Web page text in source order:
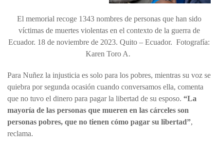
El memorial recoge 1343 nombres de personas que han sido
víctimas de muertes violentas en el contexto de la guerra de
Ecuador. 18 de noviembre de 2023. Quito – Ecuador. Fotografía:
Karen Toro A.
Para Nuñez la injusticia es solo para los pobres, mientras su voz se
quiebra por segunda ocasión cuando conversamos ella, comenta
que no tuvo el dinero para pagar la libertad de su esposo. “La
mayoría de las personas que mueren en las cárceles son
personas pobres, que no tienen cómo pagar su libertad”,
reclama.